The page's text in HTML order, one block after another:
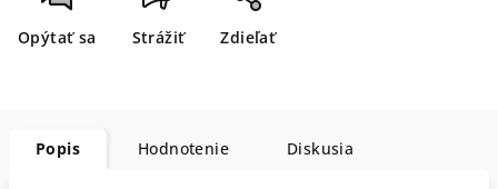
Opýtať sa Strážiť Zdieľať
Popis Hodnotenie Diskusia